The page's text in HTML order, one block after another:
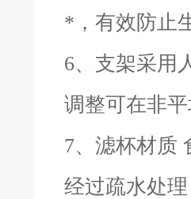
*，有效防止
6、支架采用
调整可在非
7、滤杯材质
经过疏水处